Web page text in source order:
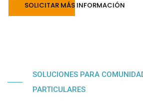
SOLICITAR MÁS INFORMACIÓN
SOLUCIONES PARA
PARTICULARES